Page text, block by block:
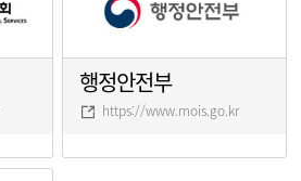
행정안전부
https://www.mois.go.kr